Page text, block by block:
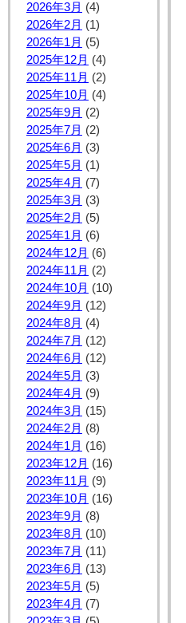
2026年3月 (4)
2026年2月 (1)
2026年1月 (5)
2025年12月 (4)
2025年11月 (2)
2025年10月 (4)
2025年9月 (2)
2025年7月 (2)
2025年6月 (3)
2025年5月 (1)
2025年4月 (7)
2025年3月 (3)
2025年2月 (5)
2025年1月 (6)
2024年12月 (6)
2024年11月 (2)
2024年10月 (10)
2024年9月 (12)
2024年8月 (4)
2024年7月 (12)
2024年6月 (12)
2024年5月 (3)
2024年4月 (9)
2024年3月 (15)
2024年2月 (8)
2024年1月 (16)
2023年12月 (16)
2023年11月 (9)
2023年10月 (16)
2023年9月 (8)
2023年8月 (10)
2023年7月 (11)
2023年6月 (13)
2023年5月 (5)
2023年4月 (7)